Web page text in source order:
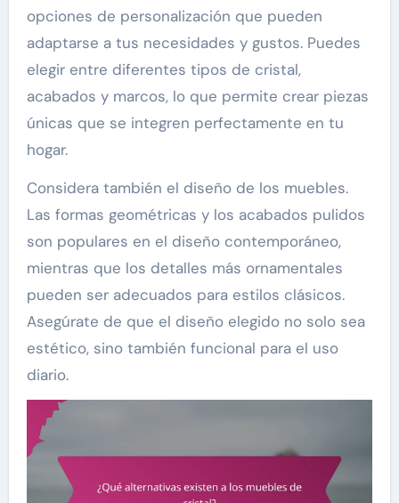
opciones de personalización que pueden
adaptarse a tus necesidades y gustos. Puedes
elegir entre diferentes tipos de cristal,
acabados y marcos, lo que permite crear piezas
únicas que se integren perfectamente en tu
hogar.
Considera también el diseño de los muebles.
Las formas geométricas y los acabados pulidos
son populares en el diseño contemporáneo,
mientras que los detalles más ornamentales
pueden ser adecuados para estilos clásicos.
Asegúrate de que el diseño elegido no solo sea
estético, sino también funcional para el uso
diario.